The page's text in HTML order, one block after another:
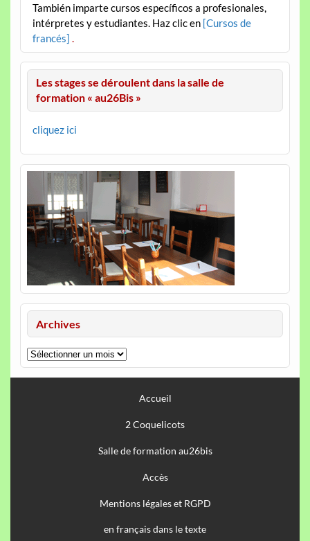
También imparte cursos específicos a profesionales,
intérpretes y estudiantes. Haz clic en [Cursos de
francés] .
Les stages se déroulent dans la salle de
formation « au26Bis »
cliquez ici
Archives
Archives
Accueil
2 Coquelicots
Salle de formation au26bis
Accès
Mentions légales et RGPD
en français dans le texte